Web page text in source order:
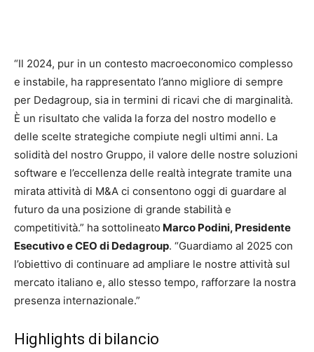
“Il 2024, pur in un contesto macroeconomico complesso
e instabile, ha rappresentato l’anno migliore di sempre
per Dedagroup, sia in termini di ricavi che di marginalità.
È un risultato che valida la forza del nostro modello e
delle scelte strategiche compiute negli ultimi anni. La
solidità del nostro Gruppo, il valore delle nostre soluzioni
software e l’eccellenza delle realtà integrate tramite una
mirata attività di M&A ci consentono oggi di guardare al
futuro da una posizione di grande stabilità e
competitività.” ha sottolineato Marco Podini, Presidente
Esecutivo e CEO di Dedagroup. “Guardiamo al 2025 con
l’obiettivo di continuare ad ampliare le nostre attività sul
mercato italiano e, allo stesso tempo, rafforzare la nostra
presenza internazionale.”
Highlights di bilancio